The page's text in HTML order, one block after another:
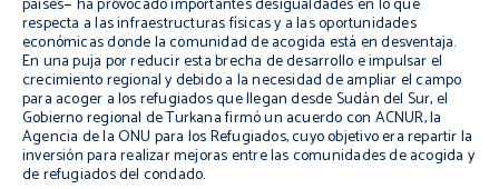
respecta a las infraestructuras físicas y a las oportunidades
económicas donde la comunidad de acogida está en desventaja.
En una puja por reducir esta brecha de desarrollo e impulsar el
crecimiento regional y debido a la necesidad de ampliar el campo
para acoger a los refugiados que llegan desde Sudán del Sur, el
Gobierno regional de Turkana firmó un acuerdo con ACNUR, la
Agencia de la ONU para los Refugiados, cuyo objetivo era repartir la
inversión para realizar mejoras entre las comunidades de acogida y
de refugiados del condado.